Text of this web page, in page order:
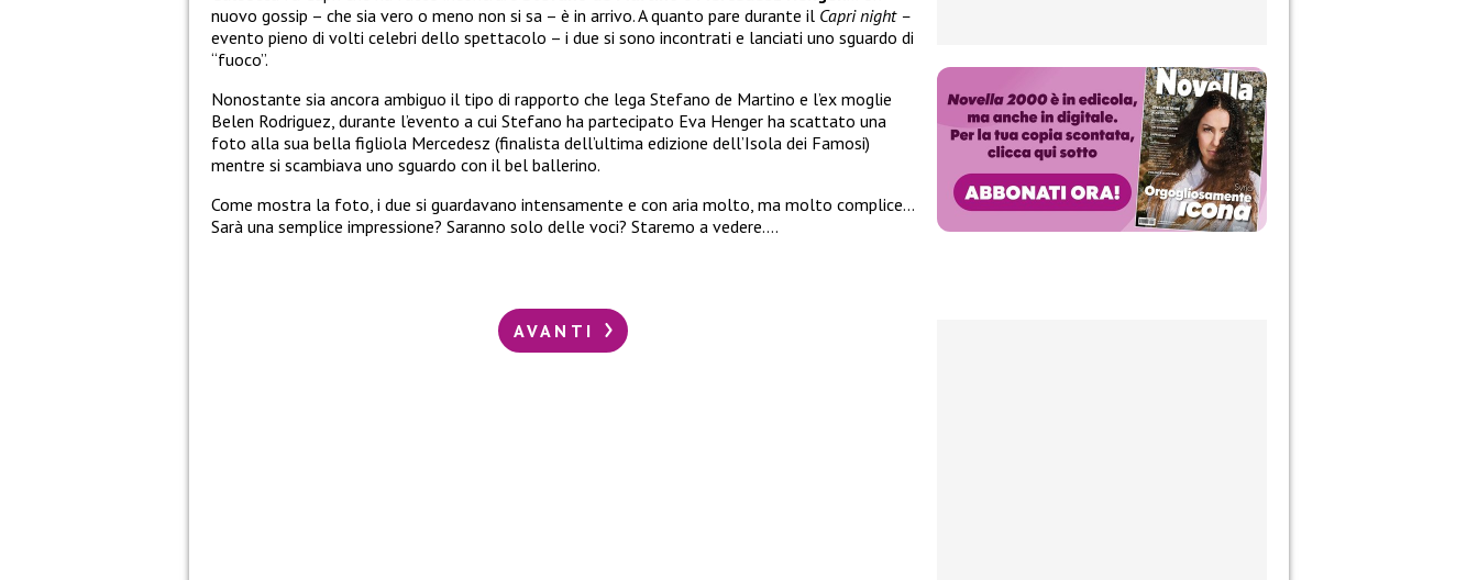
nuovo gossip – che sia vero o meno non si sa – è in arrivo. A quanto pare durante il Capri night –
evento pieno di volti celebri dello spettacolo – i due si sono incontrati e lanciati uno sguardo di
“fuoco”.
Nonostante sia ancora ambiguo il tipo di rapporto che lega Stefano de Martino e l’ex moglie
Belen Rodriguez, durante l’evento a cui Stefano ha partecipato Eva Henger ha scattato una
foto alla sua bella figliola Mercedesz (finalista dell’ultima edizione dell’Isola dei Famosi)
mentre si scambiava uno sguardo con il bel ballerino.
Come mostra la foto, i due si guardavano intensamente e con aria molto, ma molto complice…
Sarà una semplice impressione? Saranno solo delle voci? Staremo a vedere….
AVANTI